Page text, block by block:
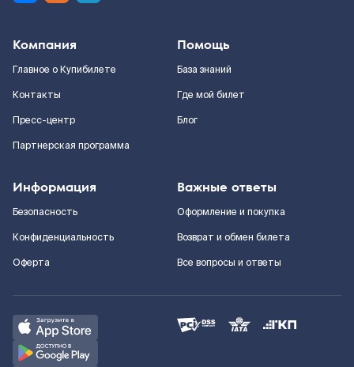
Компания
Главное о Купибилете
Контакты
Пресс-центр
Партнерская программа
Помощь
База знаний
Где мой билет
Блог
Информация
Безопасность
Конфиденциальность
Оферта
Важные ответы
Оформление и покупка
Возврат и обмен билета
Все вопросы и ответы